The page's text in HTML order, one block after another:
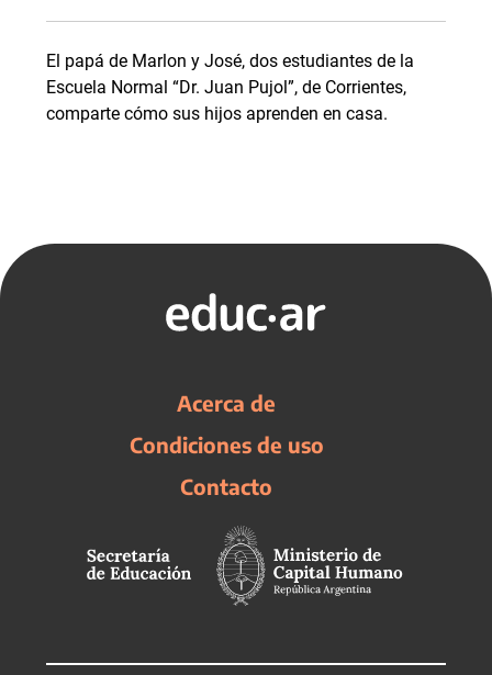
El papá de Marlon y José, dos estudiantes de la
Escuela Normal “Dr. Juan Pujol”, de Corrientes,
comparte cómo sus hijos aprenden en casa.
Acerca de
Condiciones de uso
Contacto